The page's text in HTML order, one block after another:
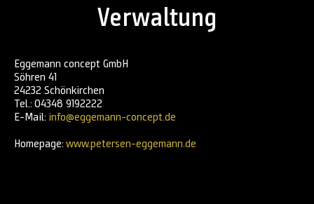
Verwaltung
Eggemann concept GmbH
Söhren 41
24232 Schönkirchen
Tel.: 04348 9192222
E-Mail: info@eggemann-concept.de
Homepage: www.petersen-eggemann.de